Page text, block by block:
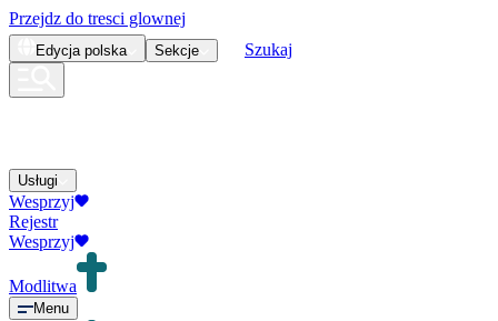
Przejdz do tresci glownej
Edycja polska Sekcje Szukaj
Usługi
Wesprzyj
Rejestr
Wesprzyj
Modlitwa
Menu